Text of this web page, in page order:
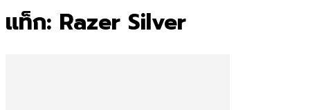
แท็ก: Razer Silver